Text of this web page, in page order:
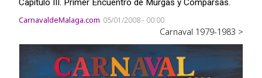
Capítulo III. Primer Encuentro de Murgas y Comparsas.
CarnavaldeMalaga.com 05/01/2008 - 00:00
Carnaval 1979-1983 >